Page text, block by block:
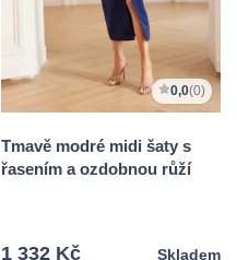
0,0(0)
Tmavě modré midi šaty s
řasením a ozdobnou růží
1 332 Kč Skladem